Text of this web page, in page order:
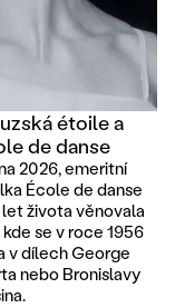
étoile a
de danse
2026, emeritní
École de danse
let života věnovala
se v roce 1956
v dílech George
nebo Bronislavy